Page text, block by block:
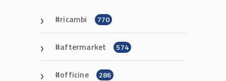
ricambi 770
aftermarket 574
officine 286